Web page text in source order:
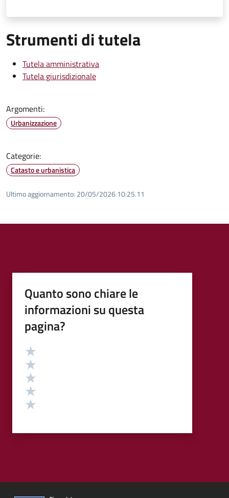
Strumenti di tutela
Tutela amministrativa
Tutela giurisdizionale
Argomenti:
Urbanizzazione
Categorie:
Catasto e urbanistica
Ultimo aggiornamento: 20/05/2026 10:25.11
Quanto sono chiare le
informazioni su questa
pagina?
Valutazione